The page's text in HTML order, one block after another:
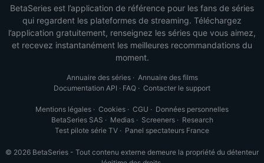
BetaSeries est l’application de référence pour les fans de séries
qui regardent les plateformes de streaming. Téléchargez
l’application gratuitement, renseignez les séries que vous aimez,
et recevez instantanément les meilleures recommandations du
moment.
Annuaire des séries· Annuaire des films
Documentation API · FAQ · Contacter le support
Mentions légales · Cookies · CGU · Données personnelles
BetaSeries SAS · Medias· Screeners· Research
Test pilote série TV · Panel spectateurs France
© 2026 BetaSeries - Tout contenu externe demeure la propriété du détenteur